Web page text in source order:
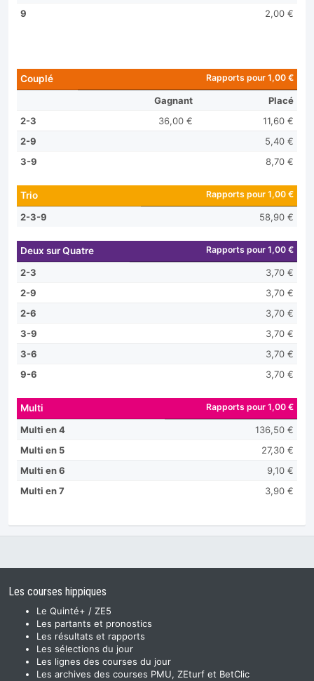
9
2,00 €
Couplé Rapports pour 1,00 €
Gagnant
Placé
2-3
36,00 €
11,60 €
2-9
5,40 €
3-9
8,70 €
Trio Rapports pour 1,00 €
2-3-9 58,90 €
Deux sur Quatre Rapports pour 1,00 €
2-3
3,70 €
2-9
3,70 €
2-6
3,70 €
3-9
3,70 €
3-6
3,70 €
9-6
3,70 €
Multi Rapports pour 1,00 €
Multi en 4
136,50 €
Multi en 5
27,30 €
Multi en 6
9,10 €
Multi en 7
3,90 €
Les courses hippiques
Le Quinté+ / ZE5
Les partants et pronostics
Les résultats et rapports
Les sélections du jour
Les lignes des courses du jour
Les archives des courses PMU, ZEturf et BetClic